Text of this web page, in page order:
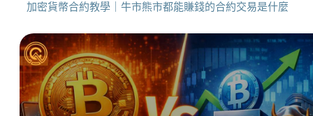
加密貨幣合約教學｜牛市熊市都能賺錢的合約交易是什麼